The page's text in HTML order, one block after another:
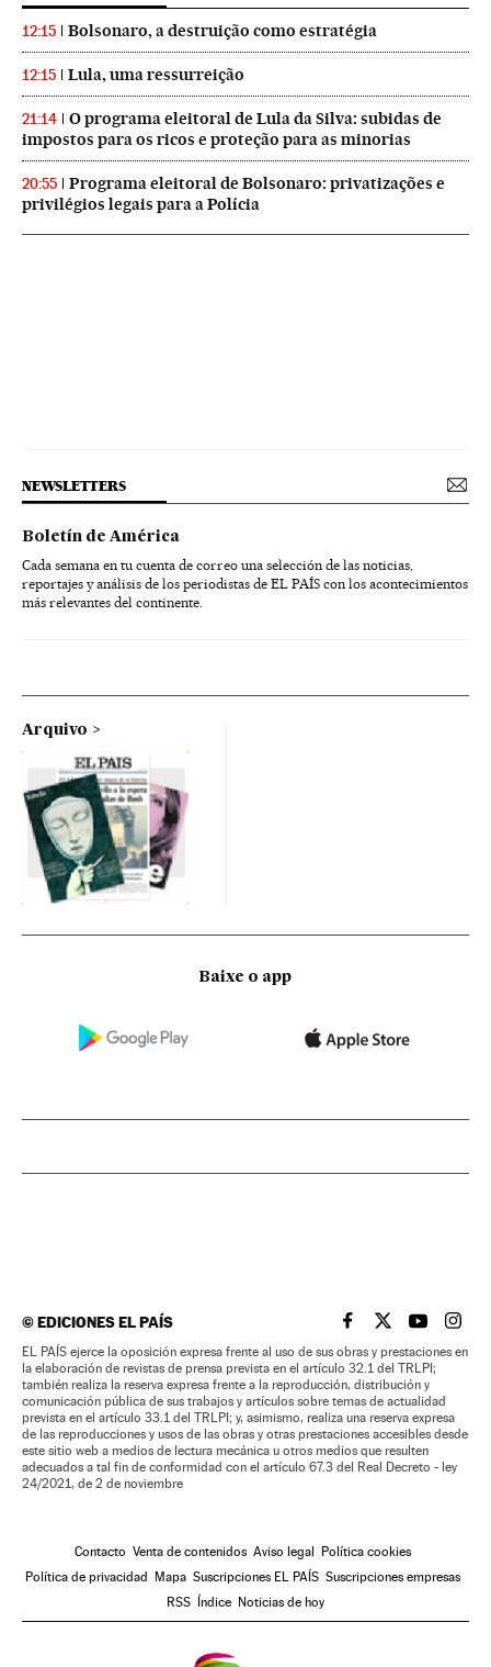
12:15 Bolsonaro, a destruição como estratégia
12:15 Lula, uma ressurreição
21:14
O programa eleitoral de Lula da Silva: subidas de
impostos para os ricos e proteção para as minorias
20:55
Programa eleitoral de Bolsonaro: privatizações e
privilégios legais para a Polícia
NEWSLETTERS
Boletín de América
Cada semana en tu cuenta de correo una selección de las noticias,
reportajes y análisis de los periodistas de EL PAÍS con los acontecimientos
más relevantes del continente.
Arquivo
Baixe o app
©EDICIONES EL PAÍS EL PAÍS BRASIL EN
EL PAÍSEL PAÍS
EL
EL PAÍS ejerce la oposición expresa frente al uso de sus obras y prestaciones en
la elaboración de revistas de prensa prevista en el artículo 32.1 del TRLPI;
también realiza la reserva expresa frente a la reproducción, distribución y
comunicación pública de sus trabajos y artículos sobre temas de actualidad
prevista en el artículo 33.1 del TRLPI; y, asimismo, realiza una reserva expresa
de las reproducciones y usos de las obras y otras prestaciones accesibles desde
este sitio web a medios de lectura mecánica u otros medios que resulten
adecuados a tal fin de conformidad con el artículo 67.3 del Real Decreto - ley
24/2021, de 2 de noviembre
Contacto Venta de contenidos Aviso legal Política cookies
Política de privacidad Mapa Suscripciones EL PAÍS Suscripciones empresas
RSS Índice Noticias de hoy